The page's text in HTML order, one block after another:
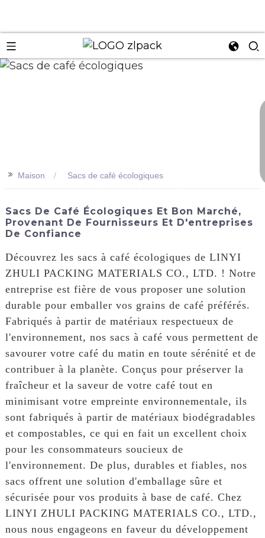
>> Maison Sacs de café écologiques
Sacs De Café Écologiques Et Bon Marché,
Provenant De Fournisseurs Et D'entreprises
De Confiance
Découvrez les sacs à café écologiques de LINYI
ZHULI PACKING MATERIALS CO., LTD. ! Notre
entreprise est fière de vous proposer une solution
durable pour emballer vos grains de café préférés.
Fabriqués à partir de matériaux respectueux de
l'environnement, nos sacs à café vous permettent de
savourer votre café du matin en toute sérénité et de
contribuer à la planète. Conçus pour préserver la
fraîcheur et la saveur de votre café tout en
minimisant votre empreinte environnementale, ils
sont fabriqués à partir de matériaux biodégradables
et compostables, ce qui en fait un excellent choix
pour les consommateurs soucieux de
l'environnement. De plus, durables et fiables, nos
sacs offrent une solution d'emballage sûre et
sécurisée pour vos produits à base de café. Chez
LINYI ZHULI PACKING MATERIALS CO., LTD.,
nous nous engageons en faveur du développement